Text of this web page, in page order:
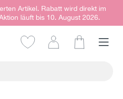
Artikel. Rabatt wird direkt im
läuft bis 10. August 2026.